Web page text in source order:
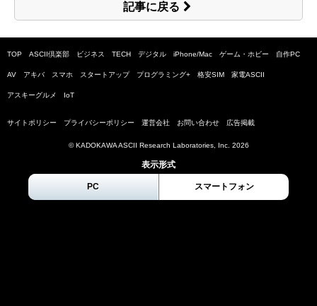
記事に戻る
TOP ASCII倶楽部 ビジネス TECH デジタル iPhone/Mac ゲーム・ホビー 自作PC
AV アキバ スマホ スタートアップ プログラミング+ 格安SIM 家電ASCII
アスキーグルメ IoT
サイトポリシー プライバシーポリシー 運営会社 お問い合わせ 広告掲載
© KADOKAWA ASCII Research Laboratories, Inc. 2026
表示形式
PC スマートフォン